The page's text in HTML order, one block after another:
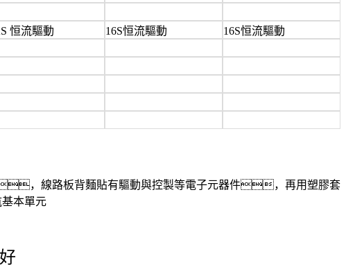
恒流驅動 16S恒流驅動
16S恒流驅動
，線路板背麵貼有驅動與控製等電子元器件，再用塑膠套
本單元